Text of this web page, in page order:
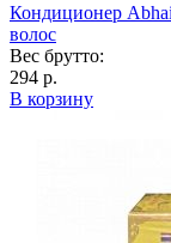
Кондиционер
волос
Вес брутто:
294 р.
В корзину